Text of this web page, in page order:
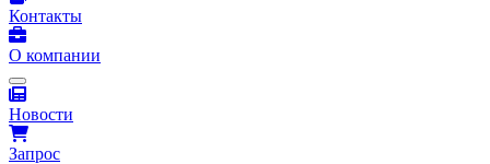
Контакты
О компании
Новости
Запрос